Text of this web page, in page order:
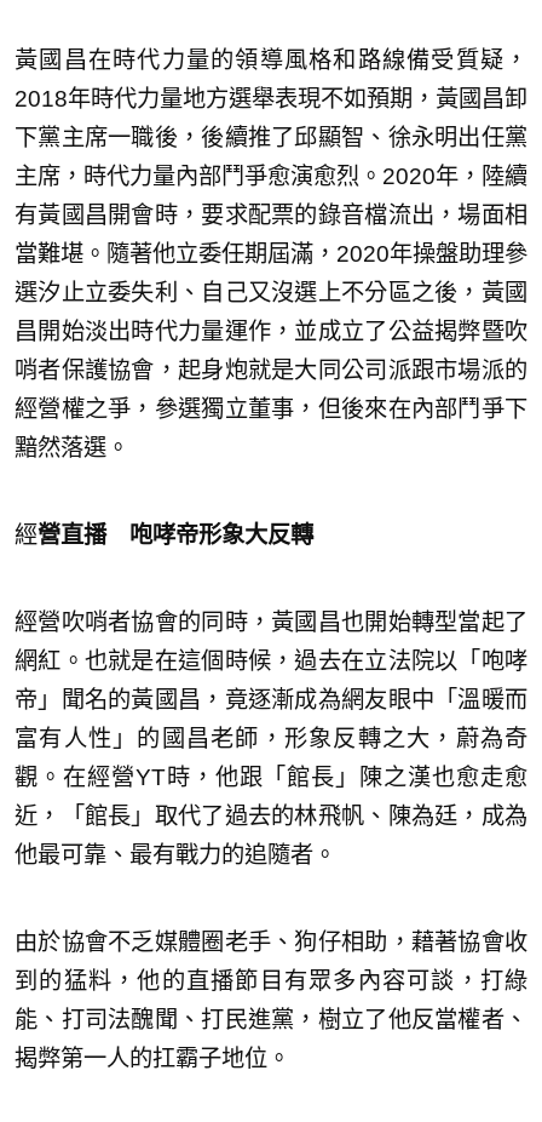
黃國昌在時代力量的領導風格和路線備受質疑，
2018年時代力量地方選舉表現不如預期，黃國昌卸
下黨主席一職後，後續推了邱顯智、徐永明出任黨
主席，時代力量內部鬥爭愈演愈烈。2020年，陸續
有黃國昌開會時，要求配票的錄音檔流出，場面相
當難堪。隨著他立委任期屆滿，2020年操盤助理參
選汐止立委失利、自己又沒選上不分區之後，黃國
昌開始淡出時代力量運作，並成立了公益揭弊暨吹
哨者保護協會，起身炮就是大同公司派跟市場派的
經營權之爭，參選獨立董事，但後來在內部鬥爭下
黯然落選。
經營直播 咆哮帝形象大反轉
經營吹哨者協會的同時，黃國昌也開始轉型當起了
網紅。也就是在這個時候，過去在立法院以「咆哮
帝」聞名的黃國昌，竟逐漸成為網友眼中「溫暖而
富有人性」的國昌老師，形象反轉之大，蔚為奇
觀。在經營YT時，他跟「館長」陳之漢也愈走愈
近，「館長」取代了過去的林飛帆、陳為廷，成為
他最可靠、最有戰力的追隨者。
由於協會不乏媒體圈老手、狗仔相助，藉著協會收
到的猛料，他的直播節目有眾多內容可談，打綠
能、打司法醜聞、打民進黨，樹立了他反當權者、
揭弊第一人的扛霸子地位。